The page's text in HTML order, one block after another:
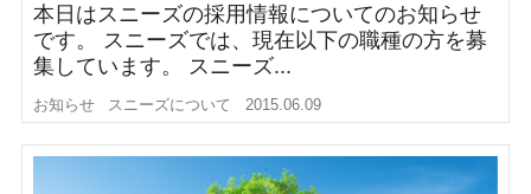
本日はスニーズの採用情報についてのお知らせ
です。 スニーズでは、現在以下の職種の方を募
集しています。 スニーズ...
お知らせ スニーズについて 2015.06.09